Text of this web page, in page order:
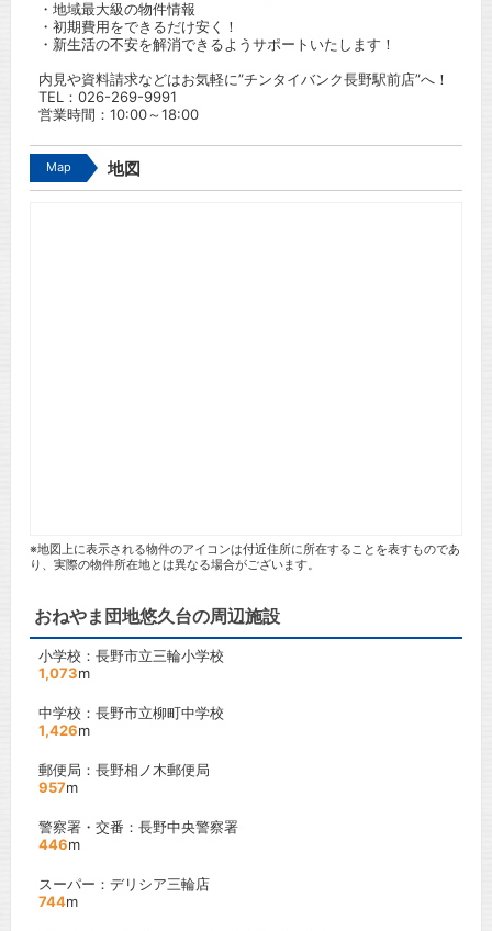
・地域最大級の物件情報
・初期費用をできるだけ安く！
・新生活の不安を解消できるようサポートいたします！
内見や資料請求などはお気軽に”チンタイバンク長野駅前店”へ！
TEL： 026-269-9991
営業時間：10:00～18:00
Map 地図
※地図上に表示される物件のアイコンは付近住所に所在することを表すものであ
り、実際の物件所在地とは異なる場合がございます。
おねやま団地悠久台の周辺施設
小学校：長野市立三輪小学校
1,073m
中学校：長野市立柳町中学校
1,426m
郵便局：長野相ノ木郵便局
957m
警察署・交番：長野中央警察署
446m
スーパー：デリシア三輪店
744m